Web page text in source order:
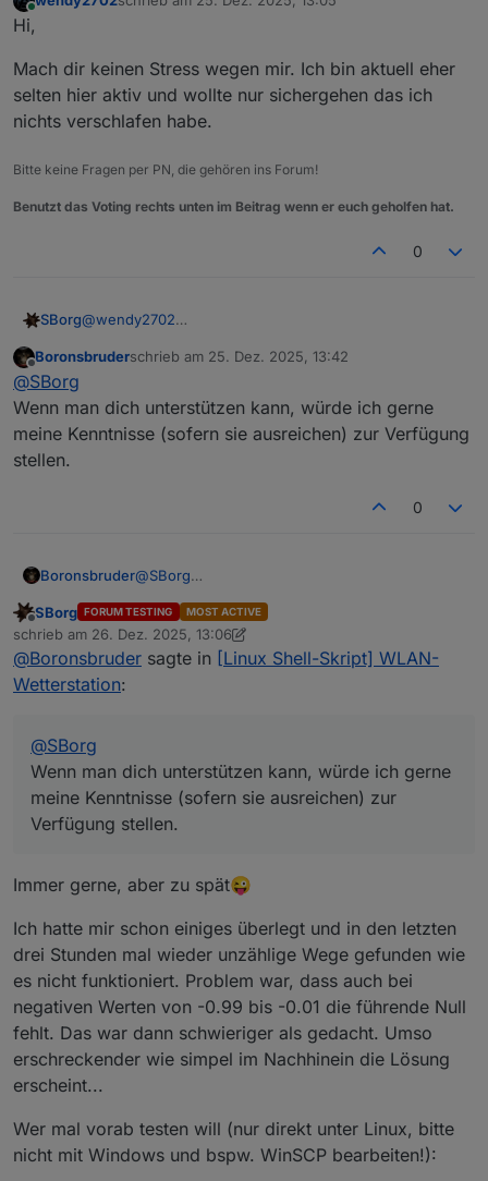
zuletzt editiert von
Hi,
Mach dir keinen Stress wegen mir. Ich bin aktuell eher
selten hier aktiv und wollte nur sichergehen das ich
nichts verschlafen habe.
Bitte keine Fragen per PN, die gehören ins Forum!
Benutzt das Voting rechts unten im Beitrag wenn er euch geholfen hat.
0
SBorg@wendy2702
genauso).
allen Ecken und Enden.
Wenn ich was ändere landet das immer hier im Thread,
Ich weiß selbst wie das ist wenn man wartet, und ich bin
auch nicht glücklich mit der aktuellen Situation, aber ich
habe dermaßen "Land unter", dass ich hierzu (und auch
deswegen einstellen ist jedenfalls aktuell keine Option,
Offline
Boronsbruderschrieb am 25. Dez. 2025, 13:42
zuletzt editiert von
@SBorg
Wenn man dich unterstützen kann, würde ich gerne
meine Kenntnisse (sofern sie ausreichen) zur Verfügung
stellen.
0
Boronsbruder@SBorg
gerne meine Kenntnisse (sofern sie ausreichen)
zur Verfügung stellen.
Offline
SBorg FORUM TESTING MOST ACTIVE
schrieb am 26. Dez. 2025, 13:06
zuletzt editiert von SBorg
@Boronsbruder sagte in [Linux Shell-Skript] WLAN-
Wetterstation:
@SBorg
Wenn man dich unterstützen kann, würde ich gerne
meine Kenntnisse (sofern sie ausreichen) zur
Verfügung stellen.
Immer gerne, aber zu spät😜
Ich hatte mir schon einiges überlegt und in den letzten
drei Stunden mal wieder unzählige Wege gefunden wie
es nicht funktioniert. Problem war, dass auch bei
negativen Werten von -0.99 bis -0.01 die führende Null
fehlt. Das war dann schwieriger als gedacht. Umso
erschreckender wie simpel im Nachhinein die Lösung
erscheint...
Wer mal vorab testen will (nur direkt unter Linux, bitte
nicht mit Windows und bspw. WinSCP bearbeiten!):